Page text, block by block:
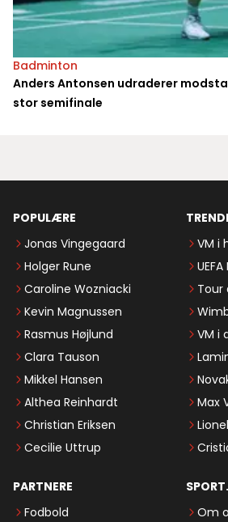
Badminton
Anders Antonsen udraderer
stor semifinale
POPULÆRE
Jonas Vingegaard
Holger Rune
Caroline Wozniacki
Kevin Magnussen
Rasmus Højlund
Clara Tauson
Mikkel Hansen
Althea Reinhardt
Christian Eriksen
Cecilie Uttrup
VM i
Tour
VM i
Max
PARTNERE
Fodbold
Om